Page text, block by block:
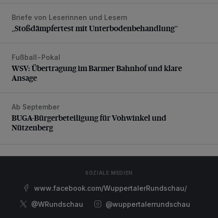
„Stoßdämpfertest mit Unterbodenbehandlung“
Briefe von Leserinnen und Lesern
„Stoßdämpfertest mit Unterbodenbehandlung“
WSV: Übertragung im Barmer Bahnhof und klare Ansage
Fußball-Pokal
WSV: Übertragung im Barmer Bahnhof und klare
Ansage
BUGA-Bürgerbeteiligung für Vohwinkel und Nützenberg
Ab September
BUGA-Bürgerbeteiligung für Vohwinkel und
Nützenberg
SOZIALE MEDIEN
www.facebook.com/WuppertalerRundschau/
@WRundschau
@wuppertalerrundschau